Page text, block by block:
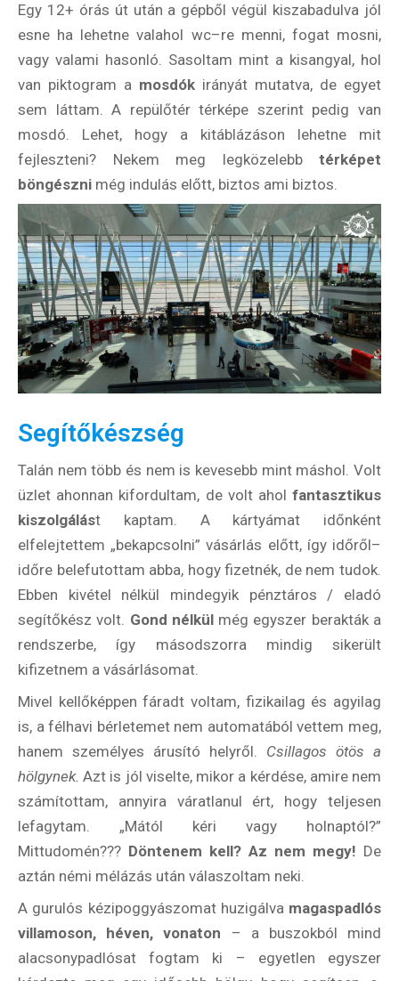
Egy 12+ órás út után a gépből végül kiszabadulva jól
esne ha lehetne valahol wc–re menni, fogat mosni,
vagy valami hasonló. Sasoltam mint a kisangyal, hol
van piktogram a mosdók irányát mutatva, de egyet
sem láttam. A repülőtér térképe szerint pedig van
mosdó. Lehet, hogy a kitáblázáson lehetne mit
fejleszteni? Nekem meg legközelebb térképet
böngészni még indulás előtt, biztos ami biztos.
Segítőkészség
Talán nem több és nem is kevesebb mint máshol. Volt
üzlet ahonnan kifordultam, de volt ahol fantasztikus
kiszolgálást kaptam. A kártyámat időnként
elfelejtettem „bekapcsolni” vásárlás előtt, így időről–
időre belefutottam abba, hogy fizetnék, de nem tudok.
Ebben kivétel nélkül mindegyik pénztáros / eladó
segítőkész volt. Gond nélkülmég egyszer berakták a
rendszerbe, így másodszorra mindig sikerült
kifizetnem a vásárlásomat.
Mivel kellőképpen fáradt voltam, fizikailag és agyilag
is, a félhavi bérletemet nem automatából vettem meg,
hanem személyes árusító helyről. Csillagos ötös a
hölgynek. Azt is jól viselte, mikor a kérdése, amire nem
számítottam, annyira váratlanul ért, hogy teljesen
lefagytam. „Mától kéri vagy holnaptól?”
Mittudomén??? Döntenem kell? Az nem megy! De
aztán némi mélázás után válaszoltam neki.
A gurulós kézipoggyászomat huzigálva magaspadlós
villamoson, héven, vonaton – a buszokból mind
alacsonypadlósat fogtam ki – egyetlen egyszer